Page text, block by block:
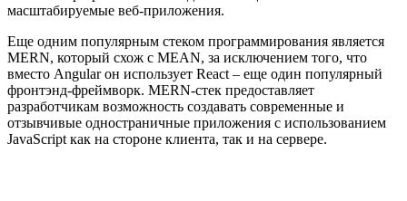
масштабируемые веб-приложения.
Еще одним популярным стеком программирования является
MERN, который схож с MEAN, за исключением того, что
вместо Angular он использует React – еще один популярный
фронтэнд-фреймворк. MERN-стек предоставляет
разработчикам возможность создавать современные и
отзывчивые одностраничные приложения с использованием
JavaScript как на стороне клиента, так и на сервере.